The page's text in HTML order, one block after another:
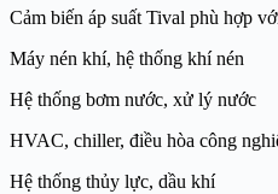
Cảm biến áp suất Tival phù hợp
Máy nén khí, hệ thống khí nén
Hệ thống bơm nước, xử lý nước
HVAC, chiller, điều hòa công
Hệ thống thủy lực, dầu khí